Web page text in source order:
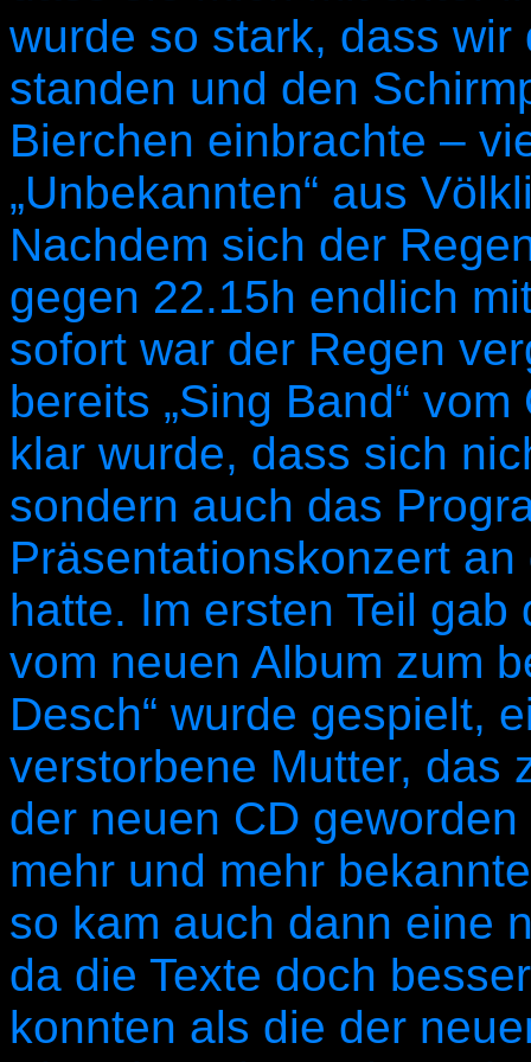
wurde so stark, dass
standen und den
Bierchen einbrachte –
„Unbekannten“ aus
Nachdem sich der
gegen 22.15h endlich
sofort war der Regen
bereits „Sing Band“
klar wurde, dass sich
sondern auch das
Präsentationskonzert
hatte. Im ersten Teil
vom neuen Album zum
Desch“ wurde gespielt,
verstorbene Mutter, das
der neuen CD
mehr und mehr
so kam auch dann eine
da die Texte doch
konnten als die der